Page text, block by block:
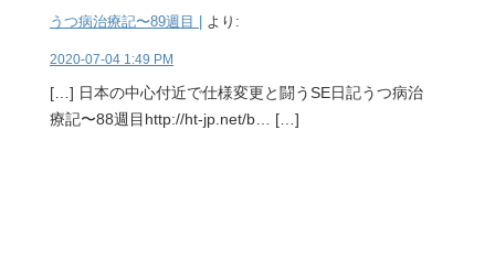
うつ病治療記〜89週目 | より:
2020-07-04 1:49 PM
[…] 日本の中心付近で仕様変更と闘うSE日記うつ病治
療記〜88週目http://ht-jp.net/b… […]